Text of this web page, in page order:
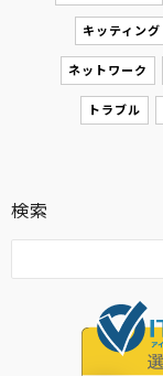
キッティング
ネットワーク
トラブル
検索